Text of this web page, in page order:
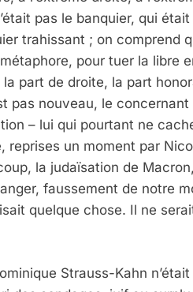
pas le banquier, qui
trahissant ; on comprend
pour tuer la libre
part de droite, la part
pas nouveau, le
– lui qui pourtant ne
reprises un moment par
la judaïsation de
faussement de notre
quelque chose. Il ne
Strauss-Kahn